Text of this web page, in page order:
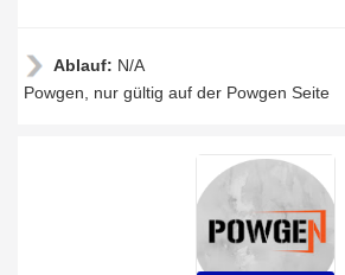
Ablauf: N/A
Powgen, nur gültig auf der Powgen Seite